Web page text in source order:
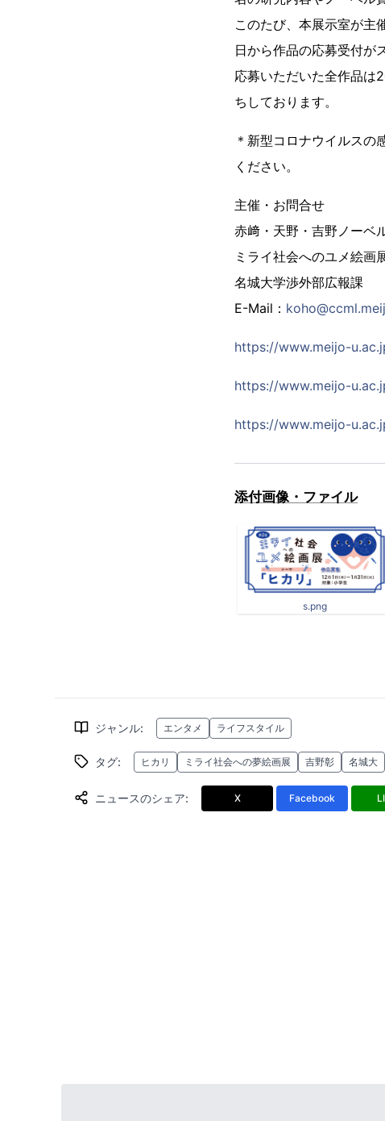
このたび、本展示室が主
日から作品の応募受付が
応募いただいた全作品は
ちしております。
＊新型コロナウイルス
ください。
主催・お問合せ
赤﨑・天野・吉野ノーベ
ミライ社会へのユメ絵画
名城大学渉外部広報課
E-Mail：
https://www.meijo-
https://www.meijo-
https://www.meijo-
添付画像・ファイル
s.png
ジャンル: エンタメ ライフスタイル
タグ: ヒカリ ミライ社会への夢絵画展 吉野彰 名城大
ニュースのシェア: X Facebook